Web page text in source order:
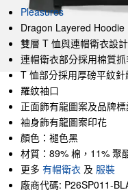
Pleasures
Dragon Layered Hoodie
雙層 T 恤與連帽衛衣設計
連帽衛衣部分採用棉質
T 恤部分採用厚磅平紋
羅紋袖口
正面飾有龍圖案及品牌
袖身飾有龍圖案印花
顏色：褪色黑
材質：89% 棉，11% 聚
更多 有帽衛衣 及 服裝
廠商代碼: P26SP011-